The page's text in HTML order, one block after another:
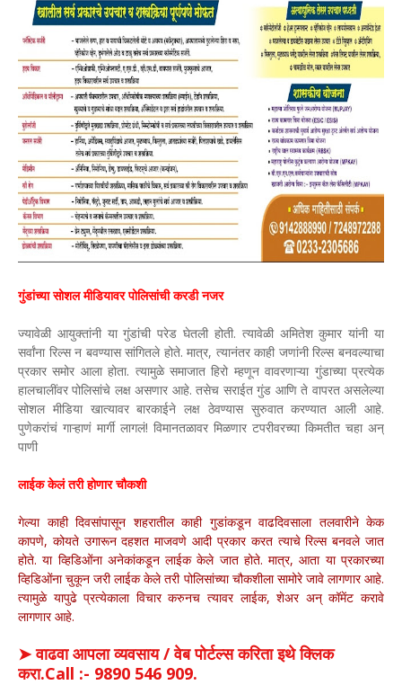
गुंडांच्या सोशल मीडियावर पोलिसांची करडी नजर
ज्यावेळी आयुक्तांनी या गुंडांची परेड घेतली होती. त्यावेळी अमितेश कुमार यांनी या
सर्वांना रिल्स न बवण्यास सांगितले होते. मात्र, त्यानंतर काही जणांनी रिल्स बनवल्याचा
प्रकार समोर आला होता. त्यामुळे समाजात हिरो म्हणून वावरणाऱ्या गुंडाच्या प्रत्येक
हालचालींवर पोलिसांचे लक्ष असणार आहे. तसेच सराईत गुंड आणि ते वापरत असलेल्या
सोशल मीडिया खात्यावर बारकाईने लक्ष ठेवण्यास सुरुवात करण्यात आली आहे.
पुणेकरांचं गाऱ्हाणं मार्गी लागलं! विमानतळावर मिळणार टपरीवरच्या किमतीत चहा अन्
पाणी
लाईक केलं तरी होणार चौकशी
गेल्या काही दिवसांपासून शहरातील काही गुडांकडून वाढदिवसाला तलवारीने केक
कापणे, कोयते उगारून दहशत माजवणे आदी प्रकार करत त्याचे रिल्स बनवले जात
होते. या व्हिडिओंना अनेकांकडून लाईक केले जात होते. मात्र, आता या प्रकारच्या
व्हिडिओंना चुकून जरी लाईक केले तरी पोलिसांच्या चौकशीला सामोरे जावे लागणार आहे.
त्यामुळे यापुढे प्रत्येकाला विचार करुनच त्यावर लाईक, शेअर अन् कॉमेंट करावे
लागणार आहे.
➤ वाढवा आपला व्यवसाय / वेब पोर्टल्स करिता इथे क्लिक
करा.Call :- 9890 546 909.